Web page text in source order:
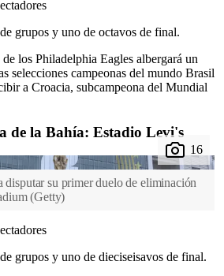
grupos y uno de octavos de final.
de los Philadelphia Eagles albergará un
selecciones campeonas del mundo Brasil
a Croacia, subcampeona del Mundial
de la Bahía: Estadio Levi's
disputar su primer duelo de eliminación
(Getty)
grupos y uno de dieciseisavos de final.